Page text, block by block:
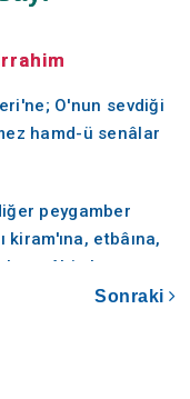
O'nun sevdiği
hamd-ü senâlar
peygamber
etbâına,
tâbi olup
kadar salât-ü
Sonraki